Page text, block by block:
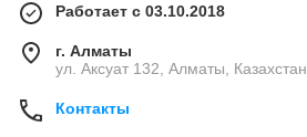
Работает с 03.10.2018
г. Алматы
ул. Аксуат 132, Алматы, Казахстан
Контакты